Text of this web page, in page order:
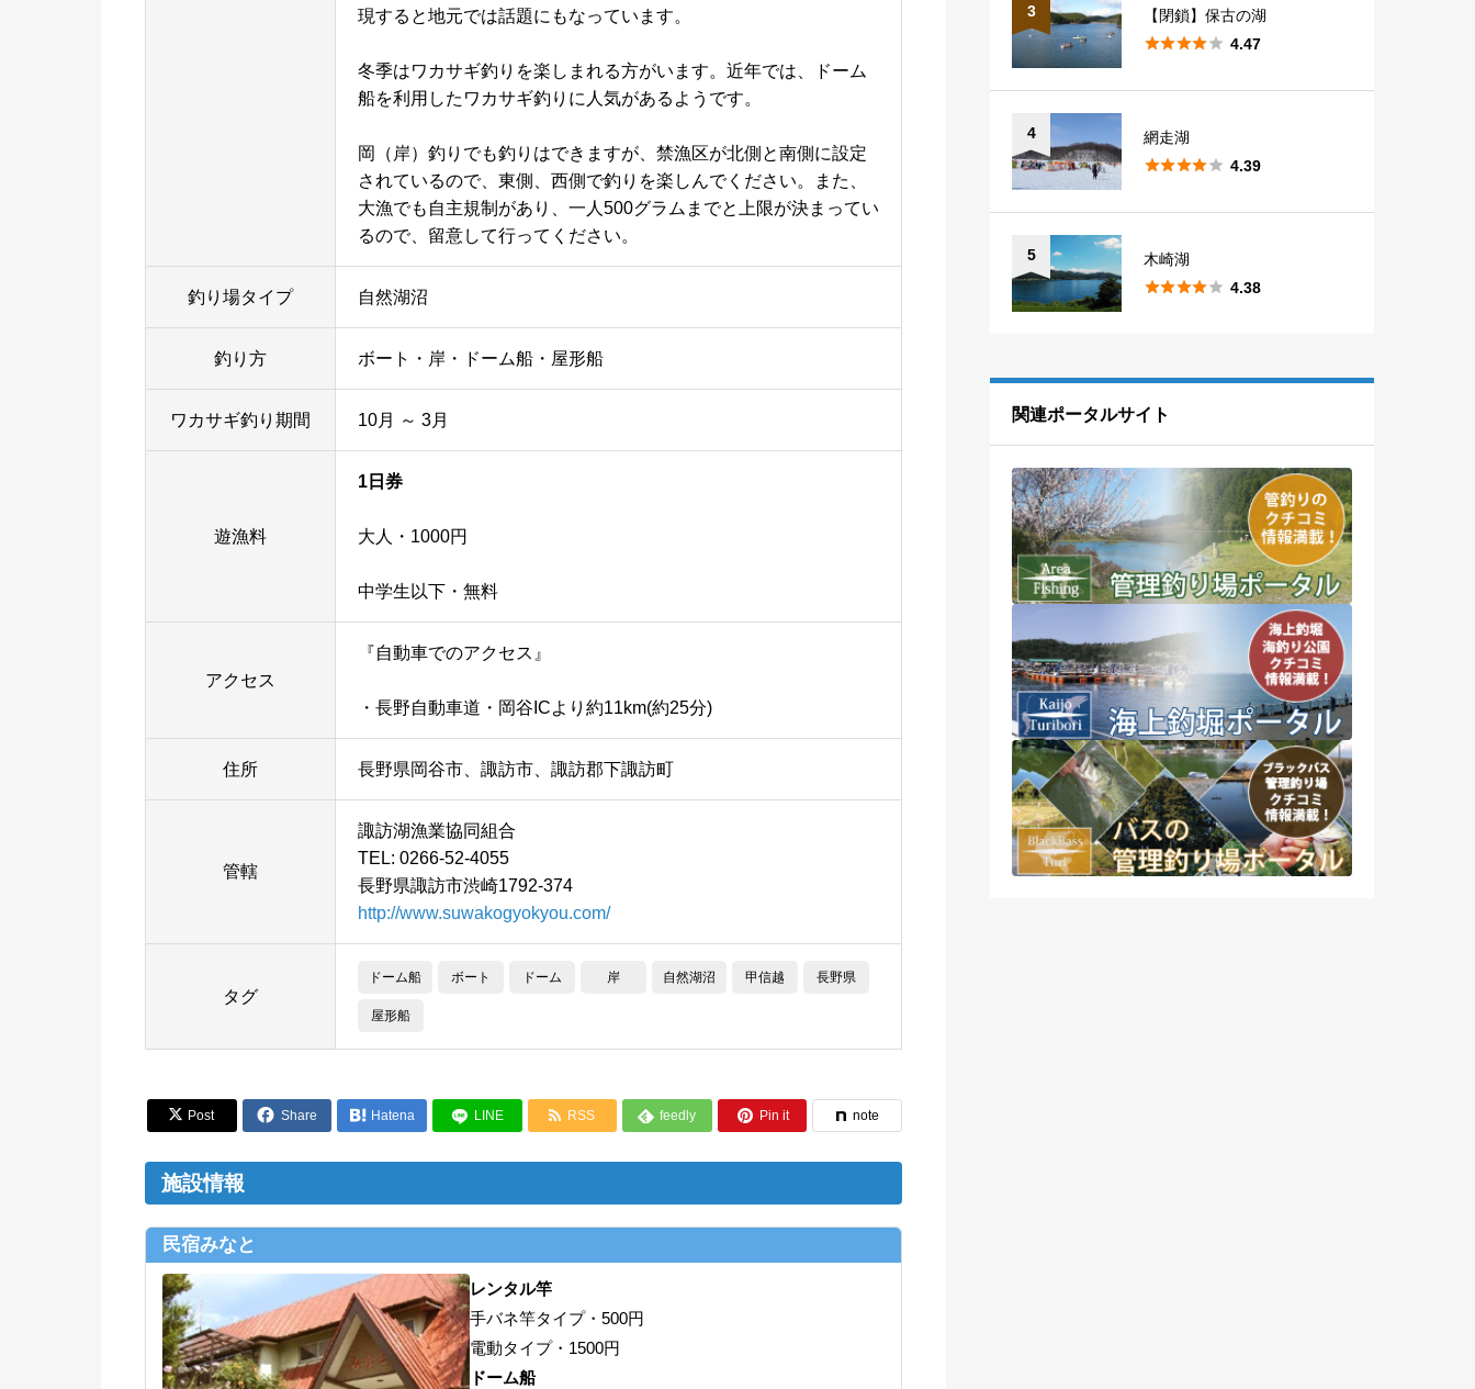
現すると地元では話題にもなっています。
冬季はワカサギ釣りを楽しまれる方がいます。近年では、ドーム
船を利用したワカサギ釣りに人気があるようです。
岡（岸）釣りでも釣りはできますが、禁漁区が北側と南側に設定
されているので、東側、西側で釣りを楽しんでください。また、
大漁でも自主規制があり、一人500グラムまでと上限が決まってい
るので、留意して行ってください。
釣り場タイプ 自然湖沼
釣り方 ボート・岸・ドーム船・屋形船
ワカサギ釣り期間 10月 ～ 3月
遊漁料
1日券
大人・1000円
中学生以下・無料
アクセス
『自動車でのアクセス』
・長野自動車道・岡谷ICより約11km(約25分)
住所 長野県岡谷市、諏訪市、諏訪郡下諏訪町
管轄
諏訪湖漁業協同組合
TEL: 0266-52-4055
長野県諏訪市渋崎1792-374
http://www.suwakogyokyou.com/
タグ
ドーム船 ボート ドーム 岸 自然湖沼 甲信越 長野県
屋形船
 Post  Share  Hatena LINE  RSS  feedly  Pin it note
施設情報
民宿みなと
レンタル竿
手バネ竿タイプ・500円
電動タイプ・1500円
ドーム船
3
【閉鎖】保古の湖
 4.47
4
網走湖
 4.39
5
木崎湖
 4.38
関連ポータルサイト